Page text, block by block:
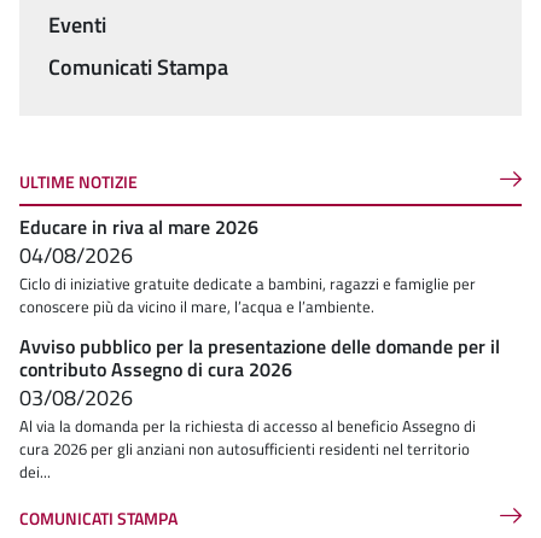
Menu
Eventi
Comunicati Stampa
ULTIME NOTIZIE
Educare in riva al mare 2026
04/08/2026
Ciclo di iniziative gratuite dedicate a bambini, ragazzi e famiglie per
conoscere più da vicino il mare, l’acqua e l’ambiente.
Avviso pubblico per la presentazione delle domande per il
contributo Assegno di cura 2026
03/08/2026
Al via la domanda per la richiesta di accesso al beneficio Assegno di
cura 2026 per gli anziani non autosufficienti residenti nel territorio
dei...
COMUNICATI STAMPA